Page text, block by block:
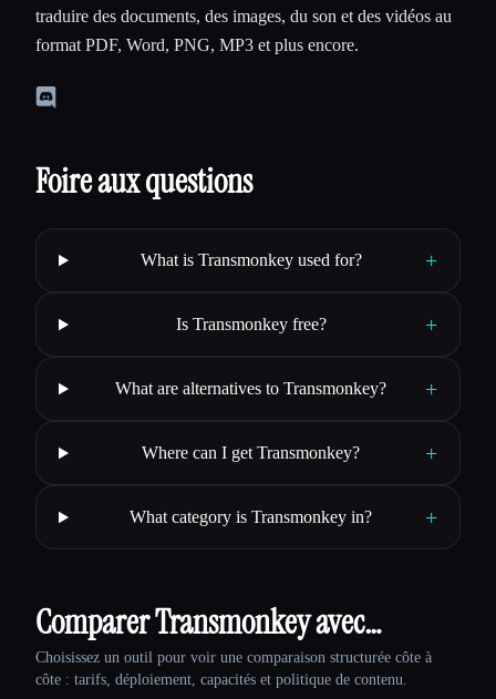
traduire des documents, des images, du son et des vidéos au
format PDF, Word, PNG, MP3 et plus encore.
Foire aux questions
What is Transmonkey used for? +
Is Transmonkey free? +
What are alternatives to Transmonkey? +
Where can I get Transmonkey? +
What category is Transmonkey in? +
Comparer Transmonkey avec…
Choisissez un outil pour voir une comparaison structurée côte à
côte : tarifs, déploiement, capacités et politique de contenu.